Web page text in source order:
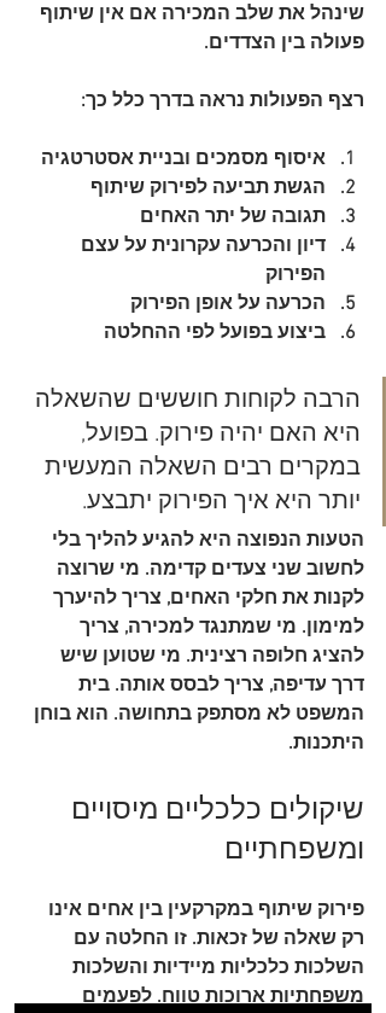
שינהל את שלב המכירה אם אין שיתוף
פעולה בין הצדדים.
רצף הפעולות נראה בדרך כלל כך:
איסוף מסמכים ובניית אסטרטגיה
הגשת תביעה לפירוק שיתוף
תגובה של יתר האחים
דיון והכרעה עקרונית על עצם
הפירוק
הכרעה על אופן הפירוק
ביצוע בפועל לפי ההחלטה
הרבה לקוחות חוששים שהשאלה
היא האם יהיה פירוק. בפועל,
במקרים רבים השאלה המעשית
יותר היא איך הפירוק יתבצע.
הטעות הנפוצה היא להגיע להליך בלי
לחשוב שני צעדים קדימה. מי שרוצה
לקנות את חלקי האחים, צריך להיערך
למימון. מי שמתנגד למכירה, צריך
להציג חלופה רצינית. מי שטוען שיש
דרך עדיפה, צריך לבסס אותה. בית
המשפט לא מסתפק בתחושה. הוא בוחן
היתכנות.
שיקולים כלכליים מיסויים
ומשפחתיים
פירוק שיתוף במקרקעין בין אחים אינו
רק שאלה של זכאות. זו החלטה עם
השלכות כלכליות מיידיות והשלכות
משפחתיות ארוכות טווח. לפעמים